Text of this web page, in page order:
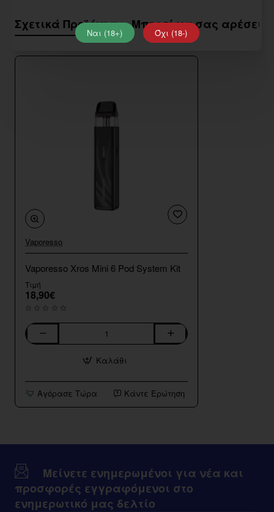
Ναι (18+) Όχι (18-)
Σχετικά Προϊόντα Μπορεί να σας αρέσει
Vaporesso
Vaporesso Xros Mini 6 Pod System Kit
Τιμή
18,90€
Vaporesso
Pod
System
Kit
Καλάθι
Αγόρασε Τώρα Κάντε Ερώτηση
Μείνετε ενημερωμένοι για νέα και
προσφορές εγγραφόμενοι στο
ενημερωτικό μας δελτίο